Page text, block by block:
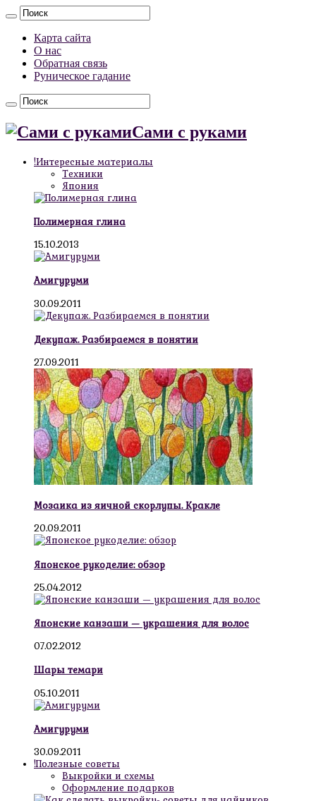
Карта сайта
О нас
Обратная связь
Руническое гадание
Сами с руками
!Интересные материалы
Техники
Япония
Полимерная глина
15.10.2013
Амигуруми
30.09.2011
Декупаж. Разбираемся в понятии
27.09.2011
Мозаика из яичной скорлупы. Кракле
20.09.2011
Японское рукоделие: обзор
25.04.2012
Японские канзаши — украшения для волос
07.02.2012
Шары темари
05.10.2011
Амигуруми
30.09.2011
!Полезные советы
Выкройки и схемы
Оформление подарков